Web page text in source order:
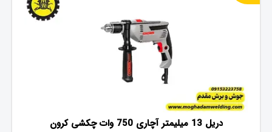
دریل 13 میلیمتر آچاری 750 وات چکشی کرون